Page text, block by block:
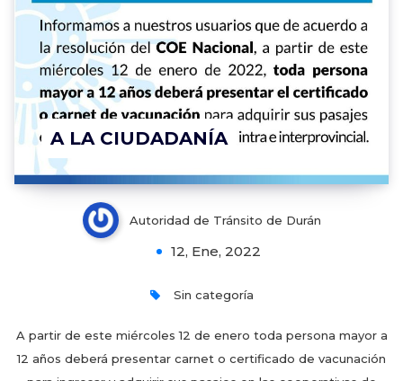
A LA CIUDADANÍA
Autoridad de Tránsito de Durán
12, Ene, 2022
Sin categoría
A partir de este miércoles 12 de enero toda persona mayor a
12 años deberá presentar carnet o certificado de vacunación